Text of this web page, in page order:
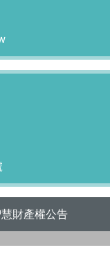
慧財產權公告